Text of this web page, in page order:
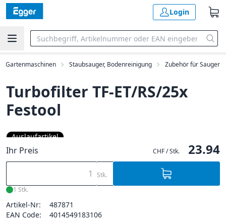
Login
Gartenmaschinen Staubsauger, Bodenreinigung Zubehör für Sauger
Turbofilter TF-ET/RS/25x
Festool
Auslaufartikel
Ihr Preis CHF / Stk. 23.94
Stk.
1 Stk.
Artikel-Nr:
487871
EAN Code:
4014549183106